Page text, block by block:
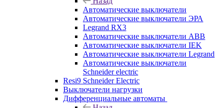
Автоматические выключатели
Автоматические выключатели ЭРА
Legrand RX3
Автоматические выключатели ABB
Автоматические выключатели IEK
Автоматические выключатели Legrand
Автоматические выключатели
Schneider electric
Resi9 Schneider Electric
Выключатели нагрузки
Дифференциальные автоматы